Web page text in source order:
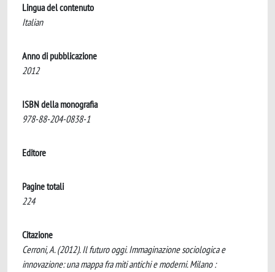
Lingua del contenuto
Italian
Anno di pubblicazione
2012
ISBN della monografia
978-88-204-0838-1
Editore
Pagine totali
224
Citazione
Cerroni, A. (2012). Il futuro oggi. Immaginazione sociologica e
innovazione: una mappa fra miti antichi e moderni. Milano :